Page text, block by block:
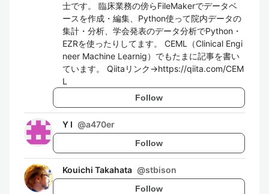
士です。 臨床業務の傍らFileMakerでデータベ
ースを作成・編集、Python使って院内データの
集計・分析、学会発表のデータ分析でPython・
EZRを使ったりしてます。 CEML（Clinical Engi
neer Machine Learnig）でもたまに記事を書い
ています。 Qiitaリンク→https://qiita.com/CEM
L
Follow
Y I @a470er
Follow
Kouichi Takahata @stbison
Follow